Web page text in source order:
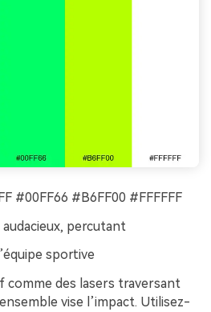
#00FF66 #B6FF00 #FFFFFF
percutant
sportive
comme des lasers traversant
vise l’impact. Utilisez-